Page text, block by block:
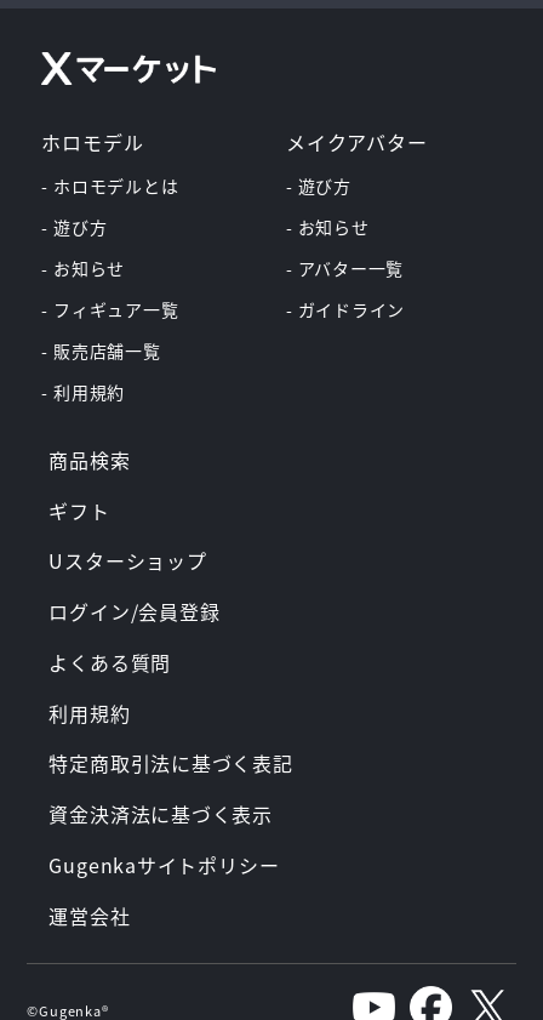
ホロモデル
- ホロモデルとは
- 遊び方
- お知らせ
- フィギュア一覧
- 販売店舗一覧
- 利用規約
メイクアバター
- 遊び方
- お知らせ
- アバター一覧
- ガイドライン
商品検索
ギフト
Uスターショップ
ログイン/会員登録
よくある質問
利用規約
特定商取引法に基づく表記
資金決済法に基づく表示
Gugenkaサイトポリシー
運営会社
©︎Gugenka®︎